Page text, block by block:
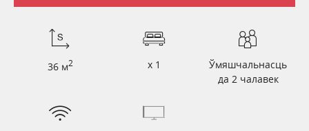
36 м2 x 1
Ўмяшчальнасць
да 2 чалавек